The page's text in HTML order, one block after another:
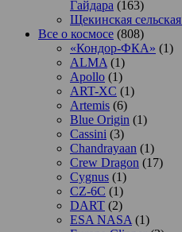
Гайдара (163)
Щекинская
Все о космосе (808)
«Кондор-ФКА» (1)
ALMA (1)
Apollo (1)
ART-XC (1)
Artemis (6)
Blue Origin (1)
Cassini (3)
Chandrayaan (1)
Crew Dragon (17)
Cygnus (1)
CZ-6C (1)
DART (2)
ESA NASA (1)